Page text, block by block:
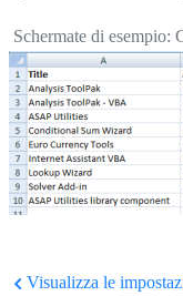
Schermate di esempio:
Visualizza le